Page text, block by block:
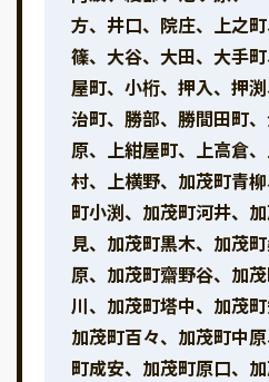
方、井口、院庄、上之
篠、大谷、大田、大手
屋町、小桁、押入、押
治町、勝部、勝間田町
原、上紺屋町、上高倉
村、上横野、加茂町青
町小渕、加茂町河井、
見、加茂町黒木、加茂
原、加茂町齋野谷、加
川、加茂町塔中、加茂町
加茂町百々、加茂町中
町成安、加茂町原口、